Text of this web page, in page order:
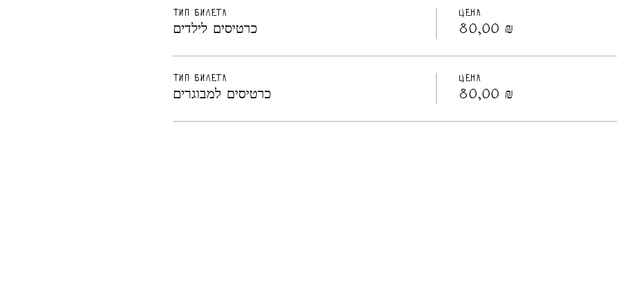
Тип билета
כרטיסים לילדים
Цена
80,00 ₪
Тип билета
כרטיסים למבוגרים
Цена
80,00 ₪